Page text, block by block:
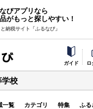
びアプリなら
がもっと探しやすい！
納税サイト「ふるなび」
ガイド ロ
学校
一覧 カテゴリ 特集 ふる